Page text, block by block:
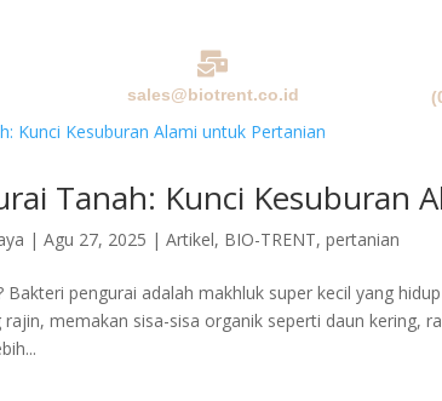
sales@biotrent.co.id
Tanah: Kunci Kesuburan
|Agu 27, 2025 |Artikel, BIO-TRENT,pertanian
Bakteri pengurai adalah makhluk super kecil yang
memakan sisa-sisa organik seperti daun kering,